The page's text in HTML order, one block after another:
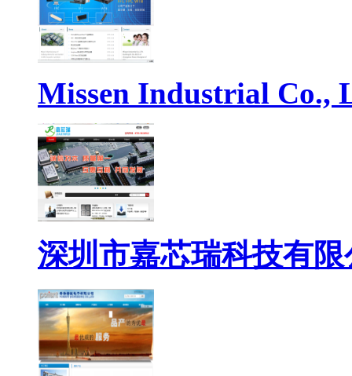
Missen Industrial Co.,
深圳市嘉芯瑞科技有限